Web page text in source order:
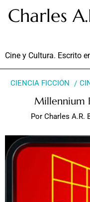
Charles
Cine y Cultura. Escrito
CIENCIA FICCIÓN
Millennium
Por Charles A.R.